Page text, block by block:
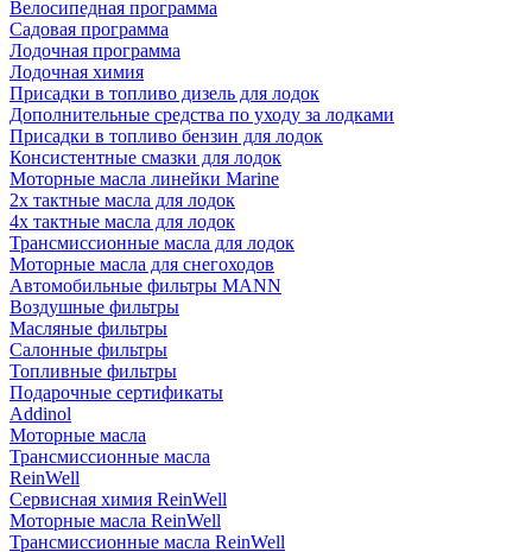
Велосипедная программа
Садовая программа
Лодочная программа
Лодочная химия
Присадки в топливо дизель для лодок
Дополнительные средства по уходу за лодками
Присадки в топливо бензин для лодок
Консистентные смазки для лодок
Моторные масла линейки Marine
2х тактные масла для лодок
4х тактные масла для лодок
Трансмиссионные масла для лодок
Моторные масла для снегоходов
Автомобильные фильтры MANN
Воздушные фильтры
Масляные фильтры
Салонные фильтры
Топливные фильтры
Подарочные сертификаты
Addinol
Моторные масла
Трансмиссионные масла
ReinWell
Сервисная химия ReinWell
Моторные масла ReinWell
Трансмиссионные масла ReinWell